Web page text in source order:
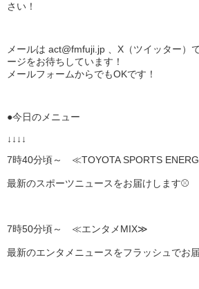
さい！
メールは act@fmfuji.jp 、X（ツイッター）
ージをお待ちしています！
メールフォームからでもOKです！
●今日のメニュー
↓↓↓↓
7時40分頃～ ≪TOYOTA SPORTS
最新のスポーツニュースをお届けします⚾
7時50分頃～ ≪エンタメMIX≫
最新のエンタメニュースをフラッシュでお